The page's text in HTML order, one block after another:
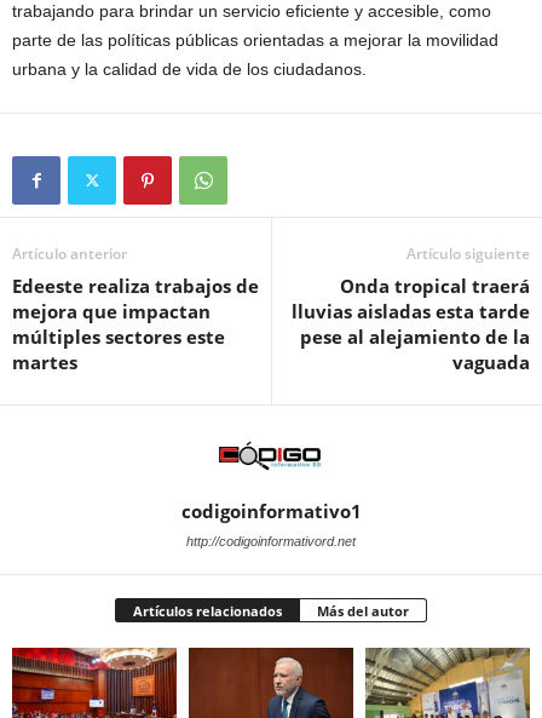
trabajando para brindar un servicio eficiente y accesible, como
parte de las políticas públicas orientadas a mejorar la movilidad
urbana y la calidad de vida de los ciudadanos.
Artículo anterior
Edeeste realiza trabajos de
mejora que impactan
múltiples sectores este
martes
Artículo siguiente
Onda tropical traerá
lluvias aisladas esta tarde
pese al alejamiento de la
vaguada
codigoinformativo1
http://codigoinformativord.net
Artículos relacionados Más del autor